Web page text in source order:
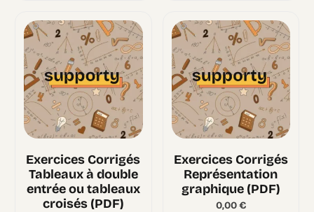
Exercices Corrigés
Tableaux à double
entrée ou tableaux
croisés (PDF)
Exercices Corrigés
Représentation
graphique (PDF)
0,00€